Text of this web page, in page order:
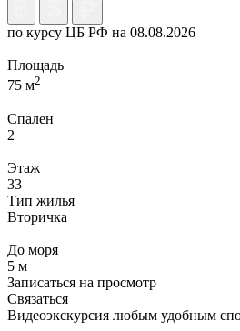
по курсу ЦБ РФ на 08.08.2026
Площадь
75 м2
Спален
2
Этаж
33
Тип жилья
Вторичка
До моря
5 м
Записаться на просмотр
Связаться
Видеоэкскурсия любым удобным